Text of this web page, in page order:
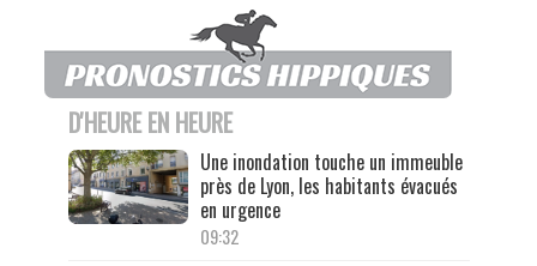
D'HEURE EN HEURE
Une inondation touche un immeuble
près de Lyon, les habitants évacués
en urgence
09:32